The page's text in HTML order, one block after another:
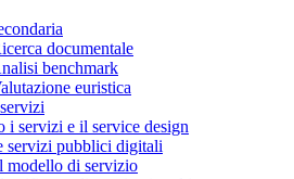
documentale
benchmark
euristica
i servizi e il service design
servizi pubblici digitali
modello di servizio